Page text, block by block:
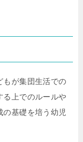
もが集団生活での
る上でのルールや
の基礎を培う幼児